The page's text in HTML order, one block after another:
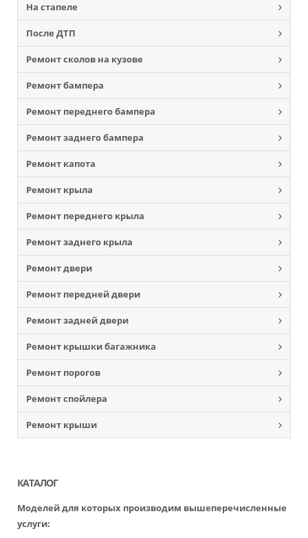
На стапеле
После ДТП
Ремонт сколов на кузове
Ремонт бампера
Ремонт переднего бампера
Ремонт заднего бампера
Ремонт капота
Ремонт крыла
Ремонт переднего крыла
Ремонт заднего крыла
Ремонт двери
Ремонт передней двери
Ремонт задней двери
Ремонт крышки багажника
Ремонт порогов
Ремонт спойлера
Ремонт крыши
КАТАЛОГ
Моделей для которых производим вышеперечисленные
услуги: